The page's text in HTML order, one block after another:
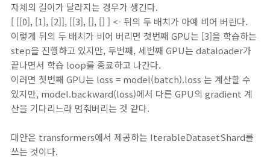
자체의 길이가 달라지는 경우가 생긴다.
[ [[0], [1], [2]], [[3], [], [] ] <- 뒤의 두 배치가 아예 비어 버린다.
이렇게 뒤의 두 배치가 비어 버리면 첫번째 GPU는 [3]을 학습하는
step을 진행하고 있지만, 두번째, 세번째 GPU는 dataloader가
끝나면서 학습 loop를 종료하고 나간다.
이러면 첫번째 GPU는 loss = model(batch).loss 는 계산할 수
있지만, model.backward(loss)에서 다른 GPU의 gradient 계
산을 기다리느라 멈춰버리는 것 같다.
대안은 transformers애서 제공하는 IterableDatasetShard를
쓰는 것이다.